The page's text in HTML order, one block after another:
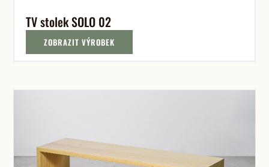
TV stolek SOLO 02
ZOBRAZIT VÝROBEK